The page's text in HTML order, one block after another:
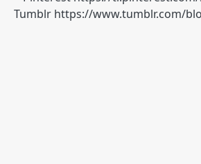
Tumblr https://www.tumblr.com/